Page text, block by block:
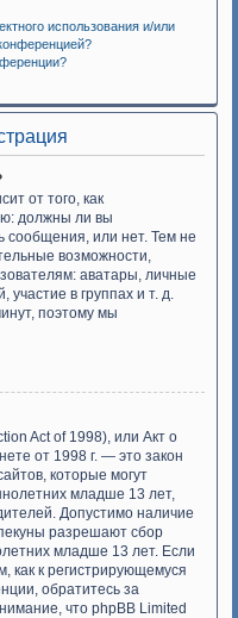
использования и/или
от того, как
должны ли вы
сообщения, или нет. Тем не
возможности,
аватары, личные
в группах и т. д.
поэтому мы
Act of 1998), или Акт о
от 1998 г. — это закон
которые могут
младше 13 лет,
Допустимо наличие
разрешают сбор
младше 13 лет. Если
как к регистрирующемуся
обратитесь за
что phpBB Limited